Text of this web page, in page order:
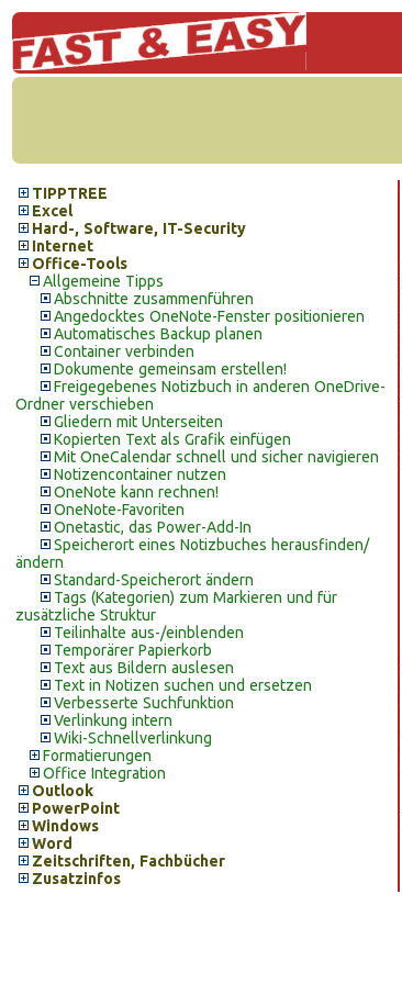
TIPPTREE
Excel
Hard-, Software, IT-Security
Internet
Office-Tools
Allgemeine Tipps
Abschnitte zusammenführen
Angedocktes OneNote-Fenster positionieren
Automatisches Backup planen
Container verbinden
Dokumente gemeinsam erstellen!
Freigegebenes Notizbuch in anderen OneDrive-
Ordner verschieben
Gliedern mit Unterseiten
Kopierten Text als Grafik einfügen
Mit OneCalendar schnell und sicher navigieren
Notizencontainer nutzen
OneNote kann rechnen!
OneNote-Favoriten
Onetastic, das Power-Add-In
Speicherort eines Notizbuches herausfinden/
ändern
Standard-Speicherort ändern
Tags (Kategorien) zum Markieren und für
zusätzliche Struktur
Teilinhalte aus-/einblenden
Temporärer Papierkorb
Text aus Bildern auslesen
Text in Notizen suchen und ersetzen
Verbesserte Suchfunktion
Verlinkung intern
Wiki-Schnellverlinkung
Formatierungen
Office Integration
Outlook
PowerPoint
Windows
Word
Zeitschriften, Fachbücher
Zusatzinfos